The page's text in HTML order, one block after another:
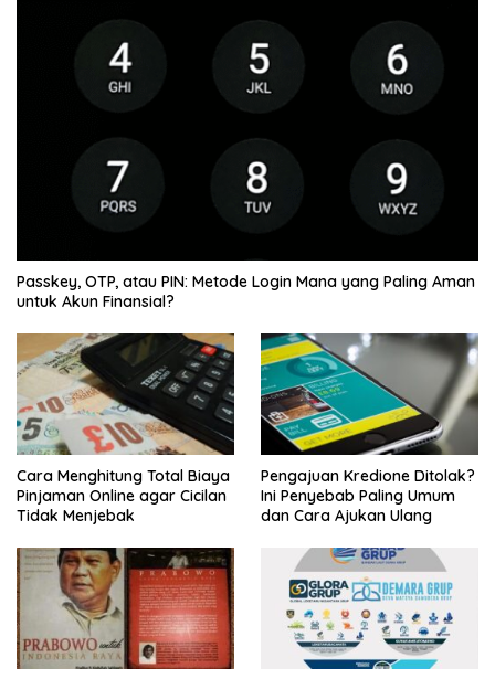
Passkey, OTP, atau PIN: Metode Login Mana yang Paling Aman
untuk Akun Finansial?
Cara Menghitung Total Biaya
Pinjaman Online agar Cicilan
Tidak Menjebak
Pengajuan Kredione Ditolak?
Ini Penyebab Paling Umum
dan Cara Ajukan Ulang